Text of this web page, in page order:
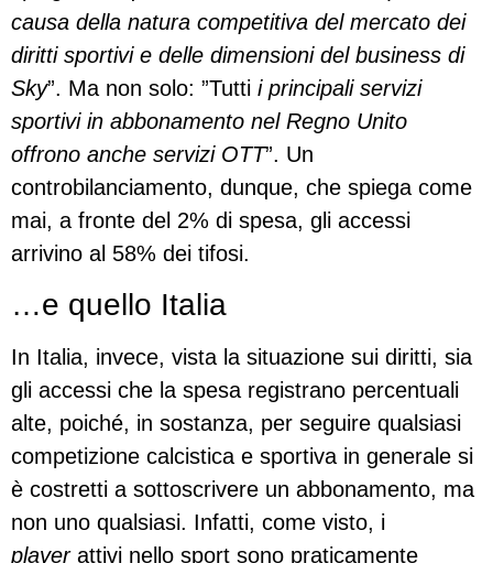
causa della natura competitiva del mercato dei
diritti sportivi e delle dimensioni del business di
Sky”. Ma non solo: ”Tutti i principali servizi
sportivi in abbonamento nel Regno Unito
offrono anche servizi OTT”. Un
controbilanciamento, dunque, che spiega come
mai, a fronte del 2% di spesa, gli accessi
arrivino al 58% dei tifosi.
…e quello Italia
In Italia, invece, vista la situazione sui diritti, sia
gli accessi che la spesa registrano percentuali
alte, poiché, in sostanza, per seguire qualsiasi
competizione calcistica e sportiva in generale si
è costretti a sottoscrivere un abbonamento, ma
non uno qualsiasi. Infatti, come visto, i
player attivi nello sport sono praticamente